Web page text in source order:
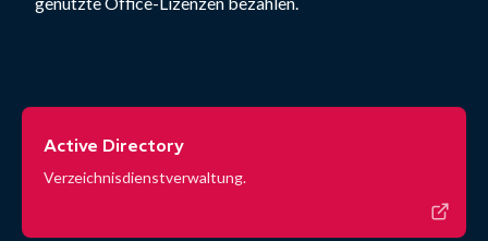
Active Directory
Verzeichnisdienstverwaltung.